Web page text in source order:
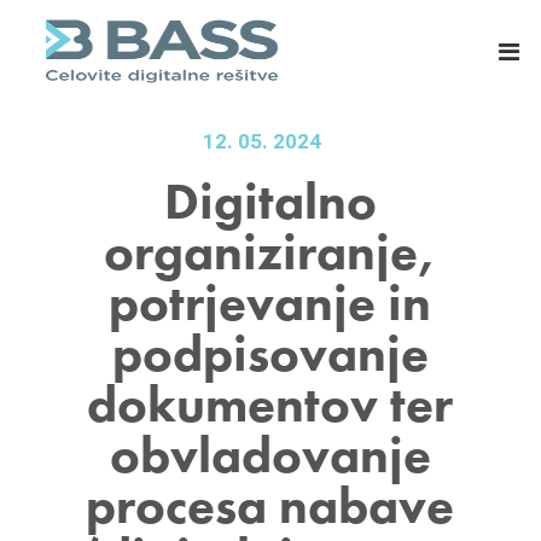
o
o
.
C
l
j
t
m
i
a
a
s
v
12. 05. 2024
Digitalno
organiziranje,
potrjevanje in
podpisovanje
dokumentov ter
obvladovanje
procesa nabave